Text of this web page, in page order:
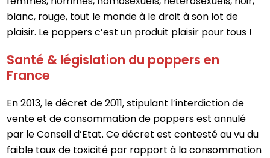
blanc, rouge, tout le monde à le droit à son lot de
plaisir. Le poppers c’est un produit plaisir pour tous !
Santé & législation du poppers en
France
En 2013, le décret de 2011, stipulant l’interdiction de
vente et de consommation de poppers est annulé
par le Conseil d’Etat. Ce décret est contesté au vu du
faible taux de toxicité par rapport à la consommation